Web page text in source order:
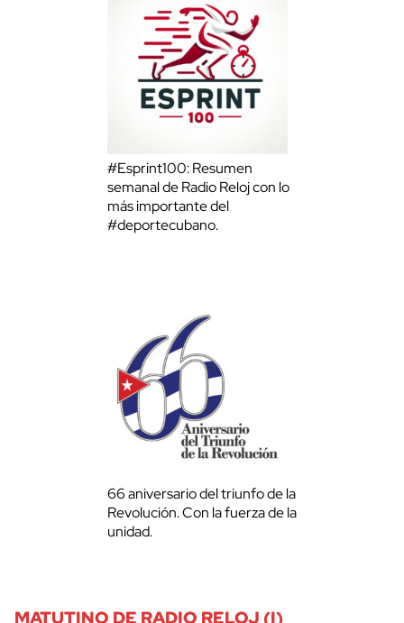
#Esprint100: Resumen
semanal de Radio Reloj con lo
más importante del
#deportecubano.
66 aniversario del triunfo de la
Revolución. Con la fuerza de la
unidad.
MATUTINO DE RADIO RELOJ (I)